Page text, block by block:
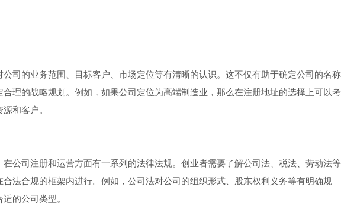
司的业务范围、目标客户、市场定位等有清晰的认识。这不仅有助于确定公司的名称
理的战略规划。例如，如果公司定位为高端制造业，那么在注册地址的选择上可以考
和客户。
公司注册和运营方面有一系列的法律法规。创业者需要了解公司法、税法、劳动法等
法合规的框架内进行。例如，公司法对公司的组织形式、股东权利义务等有明确规
的公司类型。